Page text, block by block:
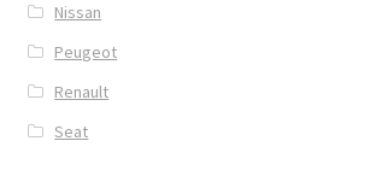
Nissan
Peugeot
Renault
Seat